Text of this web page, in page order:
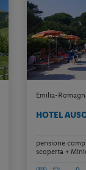
Emilia-
HOTEL
pensione
scoperta +